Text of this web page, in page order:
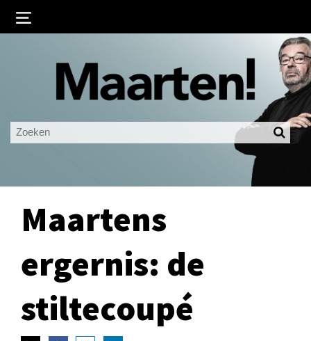
Ingelogd blijven
LOGIN
Maartens
ergernis: de
stiltecoupé